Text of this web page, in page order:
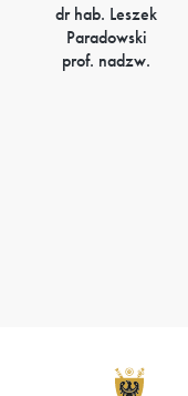
dr hab. Leszek
Paradowski
prof. nadzw.